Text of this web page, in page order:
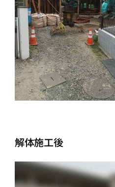
解体施工後